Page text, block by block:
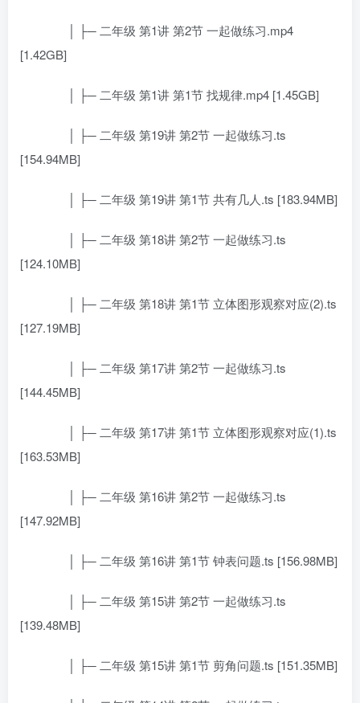
│ ├─ 二年级 第1讲 第2节 一起做练习.mp4
[1.42GB]
│ ├─ 二年级 第1讲 第1节 找规律.mp4 [1.45GB]
│ ├─ 二年级 第19讲 第2节 一起做练习.ts
[154.94MB]
│ ├─ 二年级 第19讲 第1节 共有几人.ts [183.94MB]
│ ├─ 二年级 第18讲 第2节 一起做练习.ts
[124.10MB]
│ ├─ 二年级 第18讲 第1节 立体图形观察对应(2).ts
[127.19MB]
│ ├─ 二年级 第17讲 第2节 一起做练习.ts
[144.45MB]
│ ├─ 二年级 第17讲 第1节 立体图形观察对应(1).ts
[163.53MB]
│ ├─ 二年级 第16讲 第2节 一起做练习.ts
[147.92MB]
│ ├─ 二年级 第16讲 第1节 钟表问题.ts [156.98MB]
│ ├─ 二年级 第15讲 第2节 一起做练习.ts
[139.48MB]
│ ├─ 二年级 第15讲 第1节 剪角问题.ts [151.35MB]